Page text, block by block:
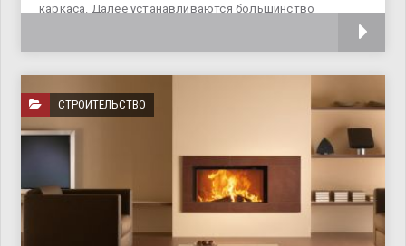
каркаса. Далее устанавливаются большинство
СТРОИТЕЛЬСТВО